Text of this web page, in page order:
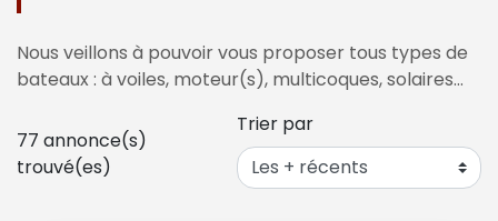
Nous veillons à pouvoir vous proposer tous types de
bateaux : à voiles, moteur(s), multicoques, solaires…
77 annonce(s)
trouvé(es)
Trier par